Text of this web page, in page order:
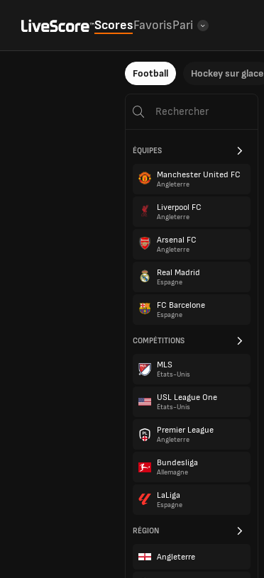
ScoresFavorisPari
Football Hockey sur glace
ÉQUIPES
Manchester United FC
Angleterre
Liverpool FC
Angleterre
Arsenal FC
Angleterre
Real Madrid
Espagne
FC Barcelone
Espagne
COMPÉTITIONS
MLS
États-Unis
USL League One
États-Unis
Premier League
Angleterre
Bundesliga
Allemagne
LaLiga
Espagne
RÉGION
Angleterre